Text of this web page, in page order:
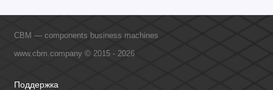
CBM — components business machines
www.cbm.company © 2015 - 2026
Поддержка